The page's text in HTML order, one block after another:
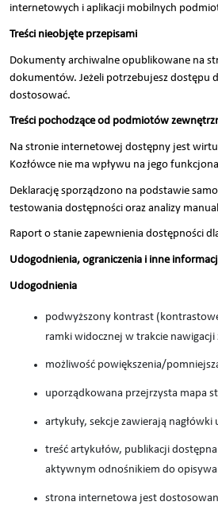
internetowych i aplikacji mobilnych
Treści nieobjęte przepisami
Dokumenty archiwalne opublikowane na
dokumentów. Jeżeli potrzebujesz dostępu
dostosować.
Treści pochodzące od podmiotów
Na stronie internetowej dostępny jest
Kozłówce nie ma wpływu na jego
Deklarację sporządzono na podstawie
testowania dostępności oraz analizy
Raport o stanie zapewnienia dostępności
Udogodnienia, ograniczenia i inne
Udogodnienia
podwyższony kontrast
ramki widocznej w trakcie
możliwość powiększenia/
uporządkowana przejrzysta mapa
artykuły, sekcje zawierają
treść artykułów, publikacji
aktywnym odnośnikiem do
strona internetowa jest